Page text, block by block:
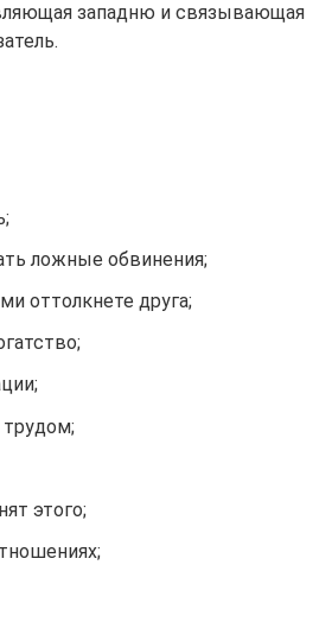
западню и связывающая
ложные обвинения;
оттолкнете друга;
этого;